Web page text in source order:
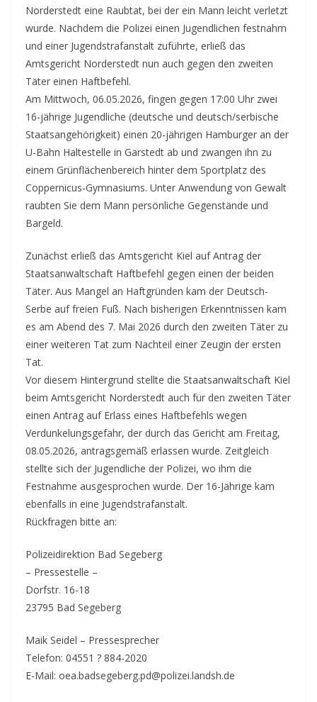
Norderstedt eine Raubtat, bei der ein Mann leicht verletzt
wurde. Nachdem die Polizei einen Jugendlichen festnahm
und einer Jugendstrafanstalt zuführte, erließ das
Amtsgericht Norderstedt nun auch gegen den zweiten
Täter einen Haftbefehl.
Am Mittwoch, 06.05.2026, fingen gegen 17:00 Uhr zwei
16-jährige Jugendliche (deutsche und deutsch/serbische
Staatsangehörigkeit) einen 20-jährigen Hamburger an der
U-Bahn Haltestelle in Garstedt ab und zwangen ihn zu
einem Grünflächenbereich hinter dem Sportplatz des
Coppernicus-Gymnasiums. Unter Anwendung von Gewalt
raubten Sie dem Mann persönliche Gegenstände und
Bargeld.
Zunächst erließ das Amtsgericht Kiel auf Antrag der
Staatsanwaltschaft Haftbefehl gegen einen der beiden
Täter. Aus Mangel an Haftgründen kam der Deutsch-
Serbe auf freien Fuß. Nach bisherigen Erkenntnissen kam
es am Abend des 7. Mai 2026 durch den zweiten Täter zu
einer weiteren Tat zum Nachteil einer Zeugin der ersten
Tat.
Vor diesem Hintergrund stellte die Staatsanwaltschaft Kiel
beim Amtsgericht Norderstedt auch für den zweiten Täter
einen Antrag auf Erlass eines Haftbefehls wegen
Verdunkelungsgefahr, der durch das Gericht am Freitag,
08.05.2026, antragsgemäß erlassen wurde. Zeitgleich
stellte sich der Jugendliche der Polizei, wo ihm die
Festnahme ausgesprochen wurde. Der 16-Jährige kam
ebenfalls in eine Jugendstrafanstalt.
Rückfragen bitte an:
Polizeidirektion Bad Segeberg
– Pressestelle –
Dorfstr. 16-18
23795 Bad Segeberg
Maik Seidel – Pressesprecher
Telefon: 04551 ? 884-2020
E-Mail: oea.badsegeberg.pd@polizei.landsh.de